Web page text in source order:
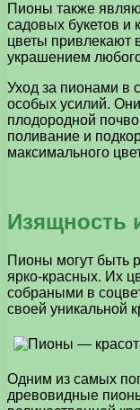
Пионы также
садовых букетов и
цветы привлекают
украшением
Уход за пионами в
особых усилий.
плодородной
поливание и
максимального
Изящность
Пионы могут быть
ярко-красных. Их
собраными в
своей уникальной
Одним из самых
древовидные